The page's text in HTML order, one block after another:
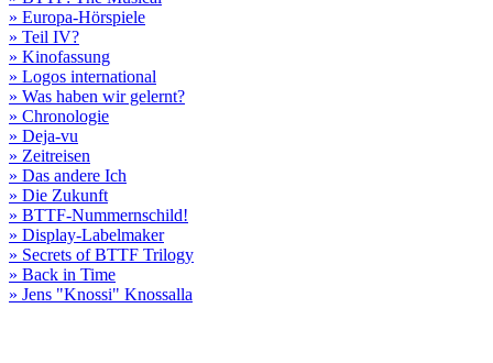
» Europa-Hörspiele
» Teil IV?
» Kinofassung
» Logos international
» Was haben wir gelernt?
» Chronologie
» Deja-vu
» Zeitreisen
» Das andere Ich
» Die Zukunft
» BTTF-Nummernschild!
» Display-Labelmaker
» Secrets of BTTF Trilogy
» Back in Time
» Jens "Knossi" Knossalla